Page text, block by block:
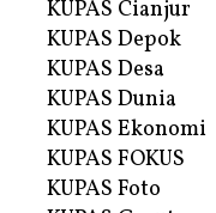
KUPAS Cianjur
KUPAS Depok
KUPAS Desa
KUPAS Dunia
KUPAS Ekonomi
KUPAS FOKUS
KUPAS Foto